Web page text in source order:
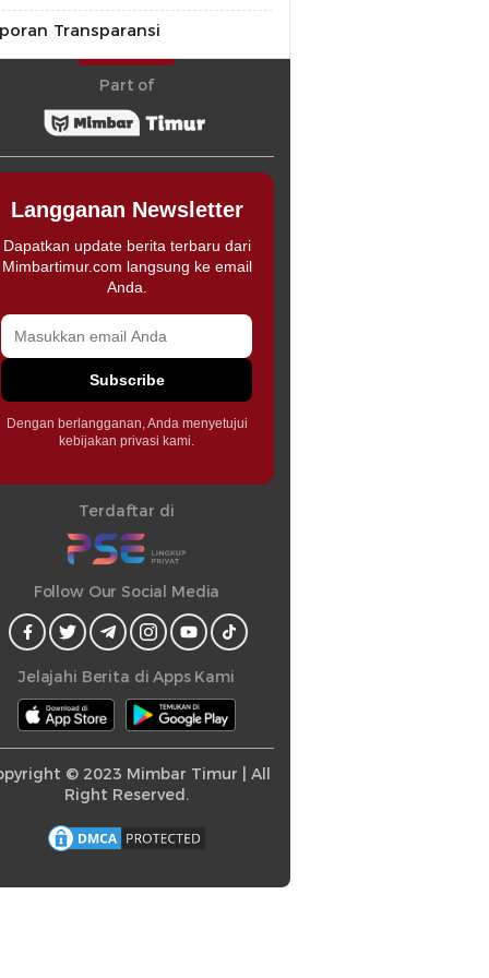
Transparansi
Part of
Langganan Newsletter
Dapatkan update berita terbaru dari
Mimbartimur.com langsung ke email
Anda.
Subscribe
Dengan berlangganan, Anda menyetujui
kebijakan privasi kami.
Terdaftar di
Follow Our Social Media
Jelajahi Berita di Apps Kami
© 2023 Mimbar Timur | All
Right Reserved.